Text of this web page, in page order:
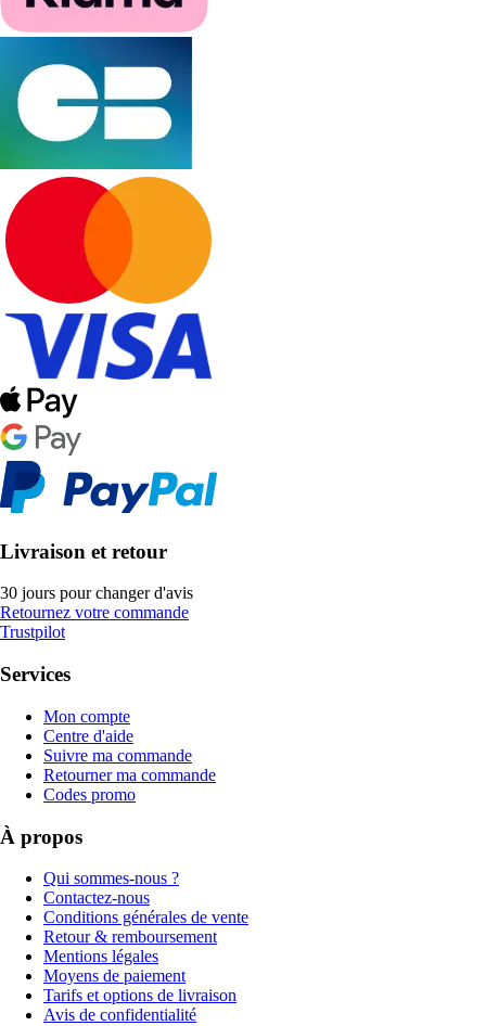
Livraison et retour
30 jours pour changer d'avis
Retournez votre commande
Trustpilot
Services
Mon compte
Centre d'aide
Suivre ma commande
Retourner ma commande
Codes promo
À propos
Qui sommes-nous ?
Contactez-nous
Conditions générales de vente
Retour & remboursement
Mentions légales
Moyens de paiement
Tarifs et options de livraison
Avis de confidentialité